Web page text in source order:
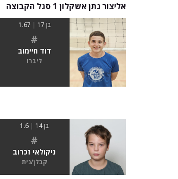
אליצור נתן אשקלון 1 סגל הקבוצה
בן 17 | 1.67
#
דוד חיימוב
ליברו
בן 14 | 1.6
#
ניקולאי זכרוב
קבלן/נית